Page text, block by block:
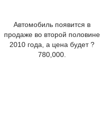
Автомобиль появится в
продаже во второй половине
2010 года, а цена будет ?
780,000.